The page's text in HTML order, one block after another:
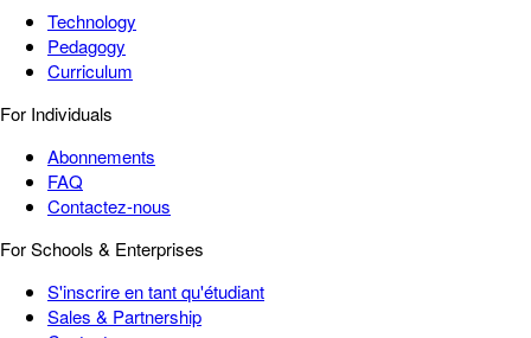
Technology
Pedagogy
Curriculum
For Individuals
Abonnements
FAQ
Contactez-nous
For Schools & Enterprises
S'inscrire en tant qu'étudiant
Sales & Partnership